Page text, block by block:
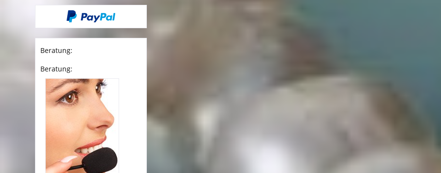
Beratung:
Beratung: